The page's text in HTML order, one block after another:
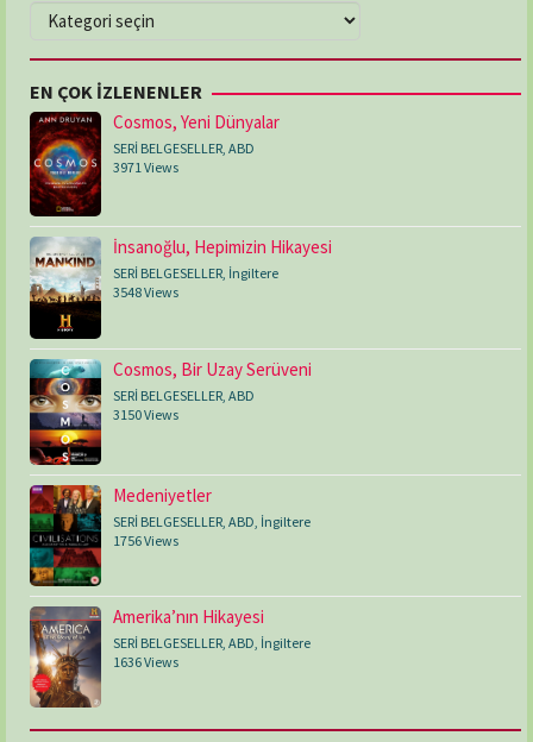
KATEGORİLER
EN ÇOK İZLENENLER
Cosmos, Yeni Dünyalar
SERİ BELGESELLER, ABD
3971 Views
İnsanoğlu, Hepimizin Hikayesi
SERİ BELGESELLER, İngiltere
3548 Views
Cosmos, Bir Uzay Serüveni
SERİ BELGESELLER ABD
3150 Views
Medeniyetler
SERİ BELGESELLER ABD İngiltere
1756 Views
Amerika’nın Hikayesi
SERİ BELGESELLER ABD İngiltere
1636 Views